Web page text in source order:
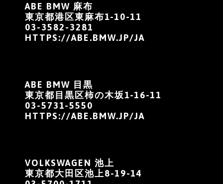
ABE BMW 麻布
東京都港区東麻布1-10-11
03-3582-3281
HTTPS://ABE.BMW.JP/JA
ABE BMW 目黒
東京都目黒区柿の木坂1-16-11
03-5731-5550
HTTPS://ABE.BMW.JP/JA
VOLKSWAGEN 池上
東京都大田区池上8-19-14